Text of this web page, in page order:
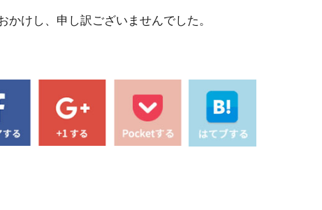
かけし、申し訳ございませんでした。